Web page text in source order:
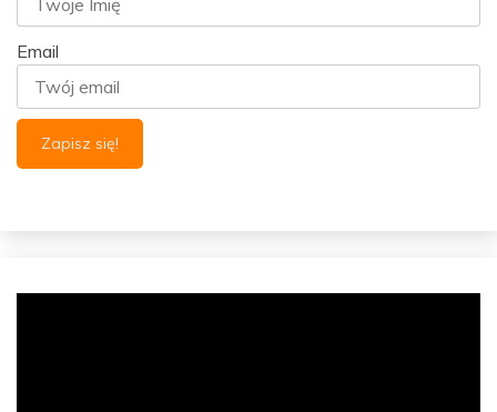
Email